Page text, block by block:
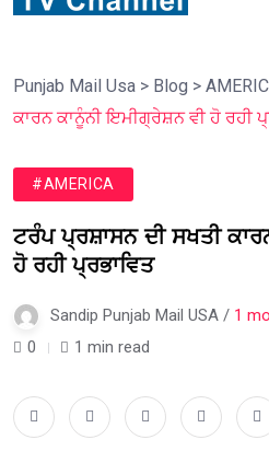
Punjab Mail Usa > Blog >
ਕਾਰਨ ਕਾਨੂੰਨੀ ਇਮੀਗ੍ਰੇਸ਼ਨ ਵੀ ਹੋ ਰਹੀ
#AMERICA
ਟਰੰਪ ਪ੍ਰਸ਼ਾਸਨ ਦੀ ਸਖਤੀ
ਹੋ ਰਹੀ ਪ੍ਰਭਾਵਿਤ
Sandip Punjab Mail USA / 1
0
1 min read